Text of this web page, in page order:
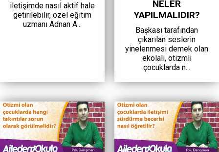
iletişimde nasıl aktif hale
getirilebilir, özel eğitim
uzmanı Adnan A...
NELER
YAPILMALIDIR?
Başkası tarafından
çıkarılan seslerin
yinelenmesi demek olan
ekolali, otizmli
çocuklarda n...